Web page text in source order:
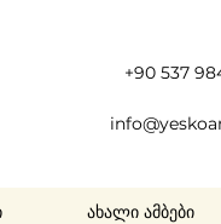
+90 537
ახალი ამბები